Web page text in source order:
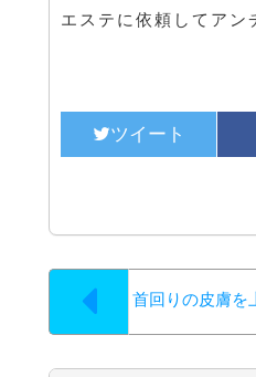
エステに依頼してアン
首回りの皮膚を